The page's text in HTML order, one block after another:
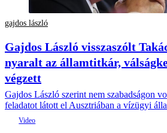
gajdos lászló
Gajdos László visszaszólt
nyaralt az államtitkár,
végzett
Gajdos László szerint nem szabadságon
feladatot látott el Ausztriában a vízügyi